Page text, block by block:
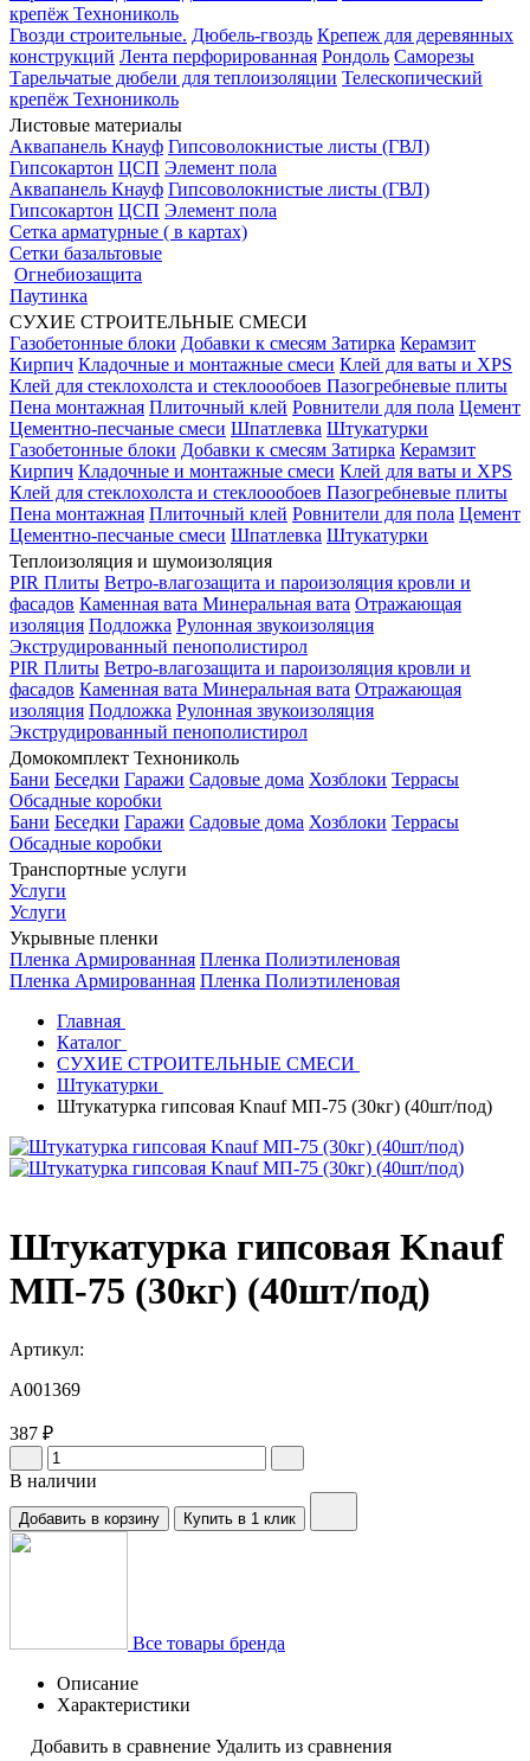
крепёж Технониколь
Гвозди строительные. Дюбель-гвоздь Крепеж для деревянных
конструкций Лента перфорированная Рондоль Саморезы
Тарельчатые дюбели для теплоизоляции Телескопический
крепёж Технониколь
Листовые материалы
Аквапанель Кнауф Гипсоволокнистые листы (ГВЛ)
Гипсокартон ЦСП Элемент пола
Аквапанель Кнауф Гипсоволокнистые листы (ГВЛ)
Гипсокартон ЦСП Элемент пола
Сетка арматурные ( в картах)
Сетки базальтовые
Огнебиозащита
Паутинка
СУХИЕ СТРОИТЕЛЬНЫЕ СМЕСИ
Газобетонные блоки Добавки к смесям Затирка Керамзит
Кирпич Кладочные и монтажные смеси Клей для ваты и XPS
Клей для стеклохолста и стеклоообоев Пазогребневые плиты
Пена монтажная Плиточный клей Ровнители для пола Цемент
Цементно-песчаные смеси Шпатлевка Штукатурки
Газобетонные блоки Добавки к смесям Затирка Керамзит
Кирпич Кладочные и монтажные смеси Клей для ваты и XPS
Клей для стеклохолста и стеклоообоев Пазогребневые плиты
Пена монтажная Плиточный клей Ровнители для пола Цемент
Цементно-песчаные смеси Шпатлевка Штукатурки
Теплоизоляция и шумоизоляция
PIR Плиты Ветро-влагозащита и пароизоляция кровли и
фасадов Каменная вата Минеральная вата Отражающая
изоляция Подложка Рулонная звукоизоляция
Экструдированный пенополистирол
PIR Плиты Ветро-влагозащита и пароизоляция кровли и
фасадов Каменная вата Минеральная вата Отражающая
изоляция Подложка Рулонная звукоизоляция
Экструдированный пенополистирол
Домокомплект Технониколь
Бани Беседки Гаражи Садовые дома Хозблоки Террасы
Обсадные коробки
Бани Беседки Гаражи Садовые дома Хозблоки Террасы
Обсадные коробки
Транспортные услуги
Услуги
Услуги
Укрывные пленки
Пленка Армированная Пленка Полиэтиленовая
Пленка Армированная Пленка Полиэтиленовая
Главная
Каталог
СУХИЕ СТРОИТЕЛЬНЫЕ СМЕСИ
Штукатурки
Штукатурка гипсовая Knauf МП-75 (30кг) (40шт/под)
Штукатурка гипсовая Knauf
МП-75 (30кг) (40шт/под)
Артикул:
A001369
387 ₽
В наличии
Добавить в корзину Купить в 1 клик
Все товары бренда
Описание
Характеристики
Добавить в сравнение Удалить из сравнения